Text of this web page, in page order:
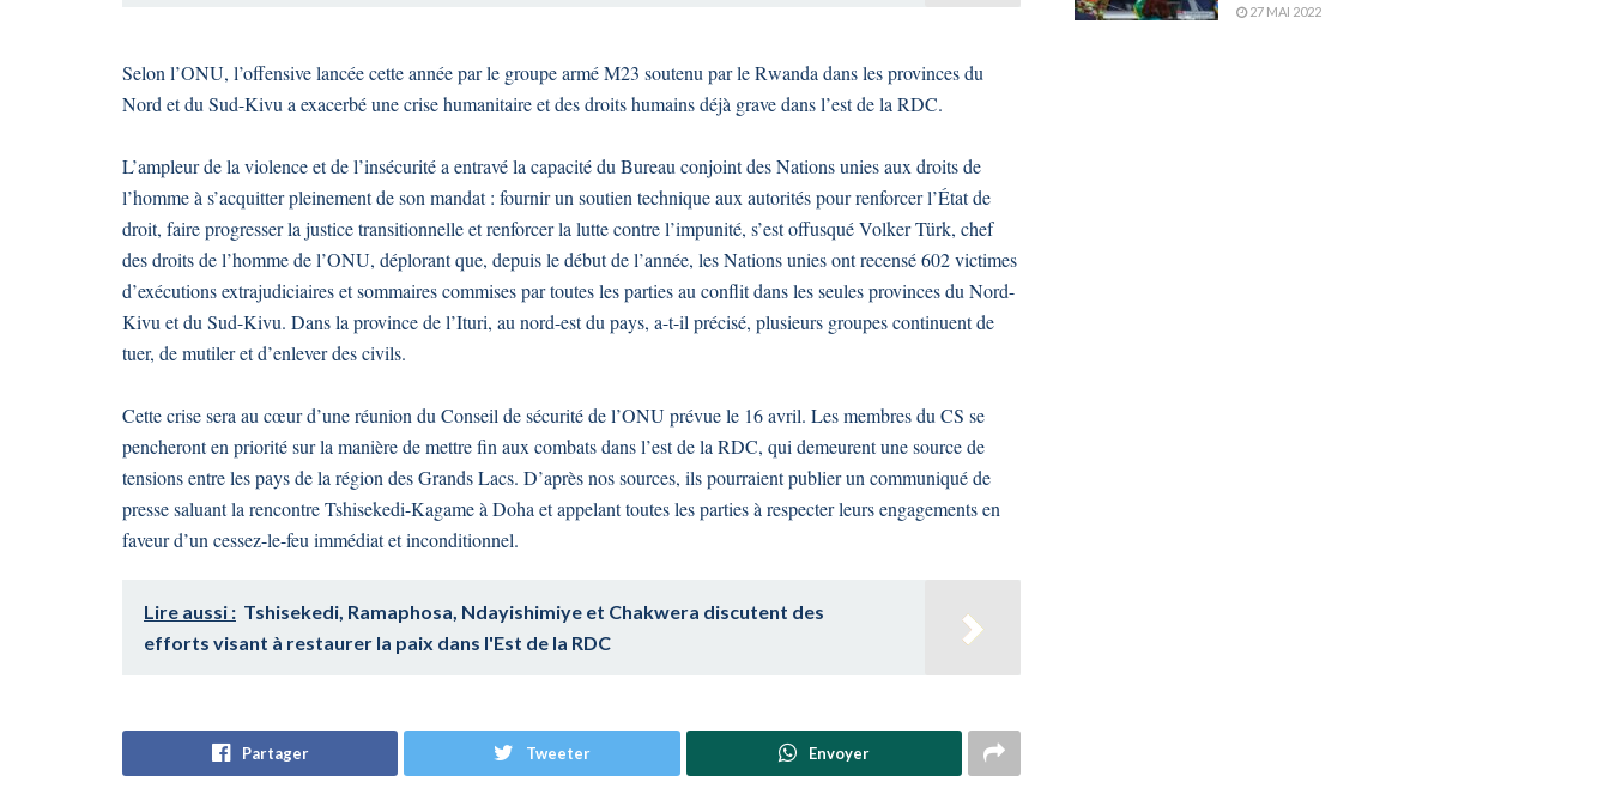
Selon l’ONU, l’offensive lancée cette année par le groupe armé M23 soutenu par le Rwanda dans les provinces du
Nord et du Sud-Kivu a exacerbé une crise humanitaire et des droits humains déjà grave dans l’est de la RDC.
L’ampleur de la violence et de l’insécurité a entravé la capacité du Bureau conjoint des Nations unies aux droits de
l’homme à s’acquitter pleinement de son mandat : fournir un soutien technique aux autorités pour renforcer l’État de
droit, faire progresser la justice transitionnelle et renforcer la lutte contre l’impunité, s’est offusqué Volker Türk, chef
des droits de l’homme de l’ONU, déplorant que, depuis le début de l’année, les Nations unies ont recensé 602 victimes
d’exécutions extrajudiciaires et sommaires commises par toutes les parties au conflit dans les seules provinces du Nord-
Kivu et du Sud-Kivu. Dans la province de l’Ituri, au nord-est du pays, a-t-il précisé, plusieurs groupes continuent de
tuer, de mutiler et d’enlever des civils.
Cette crise sera au cœur d’une réunion du Conseil de sécurité de l’ONU prévue le 16 avril. Les membres du CS se
pencheront en priorité sur la manière de mettre fin aux combats dans l’est de la RDC, qui demeurent une source de
tensions entre les pays de la région des Grands Lacs. D’après nos sources, ils pourraient publier un communiqué de
presse saluant la rencontre Tshisekedi-Kagame à Doha et appelant toutes les parties à respecter leurs engagements en
faveur d’un cessez-le-feu immédiat et inconditionnel.
Lire aussi : Tshisekedi, Ramaphosa, Ndayishimiye et Chakwera discutent des
efforts visant à restaurer la paix dans l'Est de la RDC
Partager Tweeter Envoyer
27 MAI 2022